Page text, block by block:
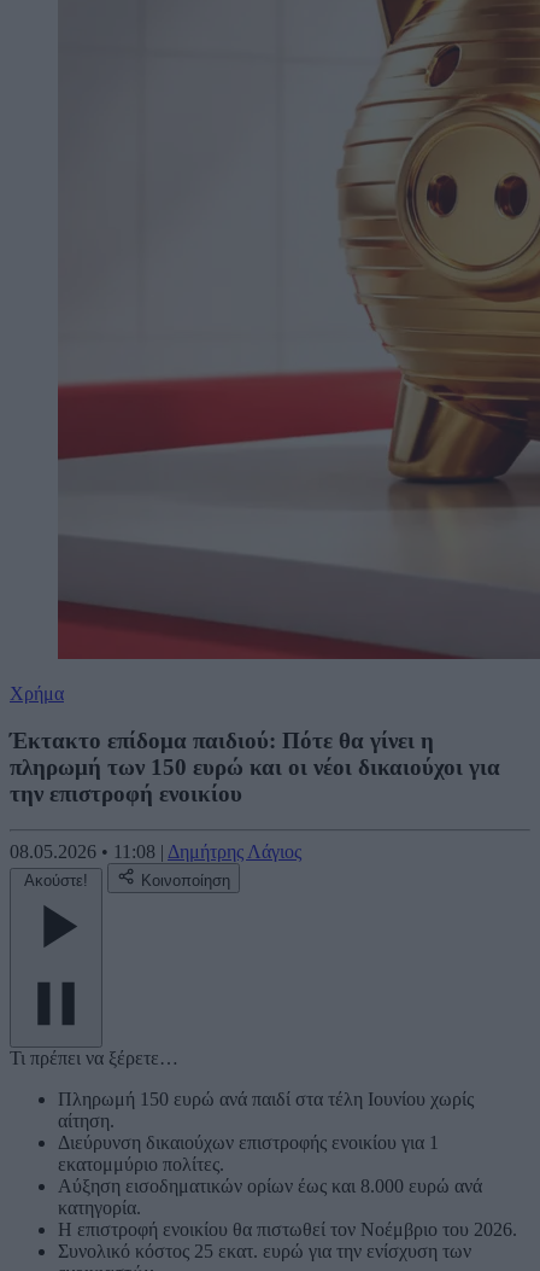
Χρήμα
Έκτακτο επίδομα παιδιού: Πότε θα γίνει η
πληρωμή των 150 ευρώ και οι νέοι δικαιούχοι για
την επιστροφή ενοικίου
08.05.2026 • 11:08 | Δημήτρης Λάγιος
Ακούστε! Κοινοποίηση
Τι πρέπει να ξέρετε…
Πληρωμή 150 ευρώ ανά παιδί στα τέλη Ιουνίου χωρίς
αίτηση.
Διεύρυνση δικαιούχων επιστροφής ενοικίου για 1
εκατομμύριο πολίτες.
Αύξηση εισοδηματικών ορίων έως και 8.000 ευρώ ανά
κατηγορία.
Η επιστροφή ενοικίου θα πιστωθεί τον Νοέμβριο του 2026.
Συνολικό κόστος 25 εκατ. ευρώ για την ενίσχυση των